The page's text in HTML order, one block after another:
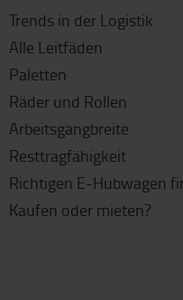
Trends in der Logistik
Alle Leitfäden
Paletten
Räder und Rollen
Arbeitsgangbreite
Resttragfähigkeit
Richtigen E-Hubwagen
Kaufen oder mieten?